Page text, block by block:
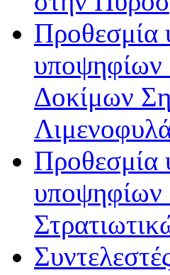
Προθεσμία
υποψηφίων
Δοκίμων
Προθεσμία
υποψηφίων